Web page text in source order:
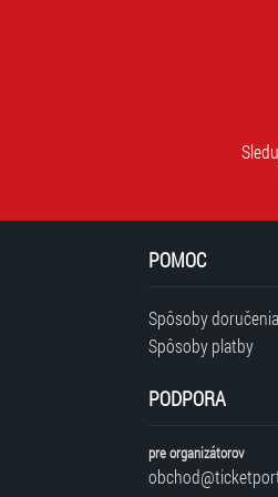
POMOC
Spôsoby doručenia
Spôsoby platby
PODPORA
pre organizátorov